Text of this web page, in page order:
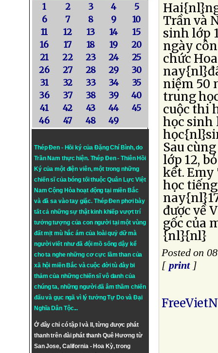
1 2 3 4
5
6
7 8 9
10
11
12 13 14
15
16
17 18 19
20
21
22 23 24
25
26
27 28 29
30
31
32 33 34
35
36
37 38 39
40
41
42 43 44
45
46
47 48 49
Thép Đen - Hồi ký của Đặng Chí Bình, do
Trần Nam thực hiện. Thép Đen- Thiên Hồi
Ký của một điện viên, một trong những
chiến sĩ của bóng tối thuộc Quân Lực Việt
Nam Cộng Hòa hoạt động tại miền Bắc
và đã sa vào tay giặc. Thép Đen phơi bày
tất cả những sự thật kinh khiếp vượt trí
tưởng tượng của con người tại một vùng
đất mịt mù hắc ám của loài quỷ dữ mà
người viết như đã đội mồ sống dậy kể
cho ta nghe những cơ cực lầm than của
xã hội miền Bắc và cuộc đời tù đày bi
thảm của những chiến sĩ vô danh của
chúng ta, những người đã âm thầm chiến
đấu và gục ngã vì lý tưởngTự DovàĐại
Nghĩa Dân Tộc...
Ở đây chỉ có tập I và II, từng được phát
thanh trên đài phát thanh Quê Hương từ
San Jose, California - Hoa Kỳ, trong
Trần và
sinh lớp
ngày
chức
niệm 50
trung
cuộc thi
học sinh
Sau
lớp 12,
kết.
học
được về
gốc của
{nl}{nl}
Posted on
[ print]